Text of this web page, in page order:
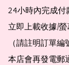
24小時內完成付
立即上載收據/
（請註明訂單
本店會再發電郵